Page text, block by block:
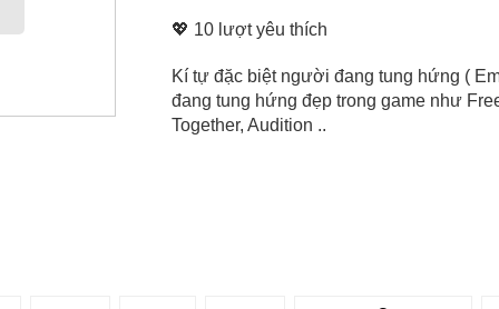
💖 10 lượt yêu thích
Kí tự đặc biệt người đang tung hứng (
đang tung hứng đẹp trong game như
Together, Audition ..